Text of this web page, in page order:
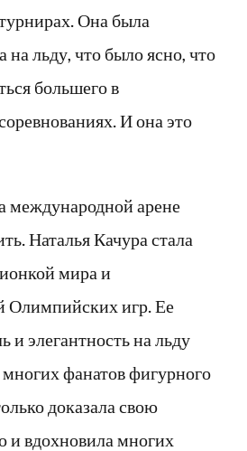
Она была
на льду, что было ясно, что
большего в
И она это
международной арене
Наталья Качура стала
мира и
Олимпийских игр. Ее
и элегантность на льду
фанатов фигурного
доказала свою
и вдохновила многих